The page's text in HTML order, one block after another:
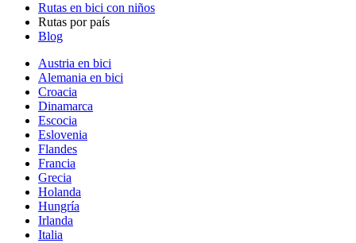
Rutas en bici con niños
Rutas por país
Blog
Austria en bici
Alemania en bici
Croacia
Dinamarca
Escocia
Eslovenia
Flandes
Francia
Grecia
Holanda
Hungría
Irlanda
Italia